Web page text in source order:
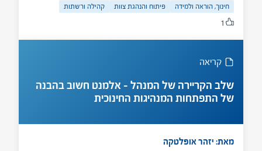
לקהילה.
חינוך, הוראה ולמידה פיתוח והנהגת צוות קהילה ורשתות
1
קריאה
שלב הקריירה של המנהל – אלמנט חשוב בהבנה
של התפתחות המנהיגות החינוכית
מאת: יזהר אופלטקה